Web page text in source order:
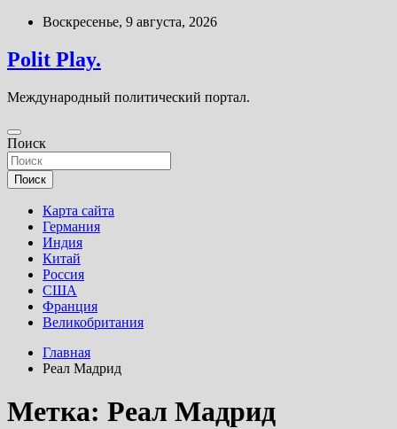
Перейти
содержимому
Воскресенье, 9 августа, 2026
Polit Play.
Международный политический портал.
Поиск
Поиск
Карта сайта
Германия
Индия
Китай
Россия
США
Франция
Великобритания
Главная
Реал Мадрид
Метка: Реал Мадрид